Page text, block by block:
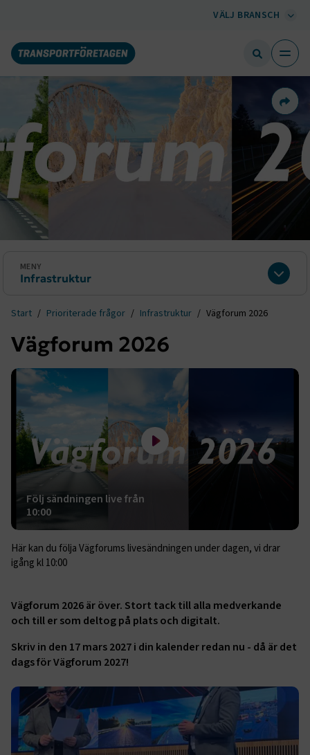
VÄLJ BRANSCH
MENY
Infrastruktur
Start Prioriterade frågor Infrastruktur Vägforum 2026
Dela
Vägforum 2026
Spela filmen Följ sändningen live från 10:00
Följ sändningen live från
10:00
Här kan du följa Vägforums livesändningen under dagen, vi drar
igång kl 10:00
Vägforum 2026 är över. Stort tack till alla medverkande
och till er som deltog på plats och digitalt.
Skriv in den 17 mars 2027 i din kalender redan nu - då är det
dags för Vägforum 2027!